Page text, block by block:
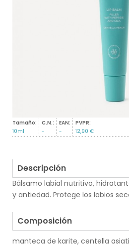
Tamaño:
10ml
C.N.:
-
EAN:
-
PVPR:
12,90 €
Descripción
Bálsamo labial nutritivo,
y antiedad. Protege los labios
Composición
manteca de karite, centella